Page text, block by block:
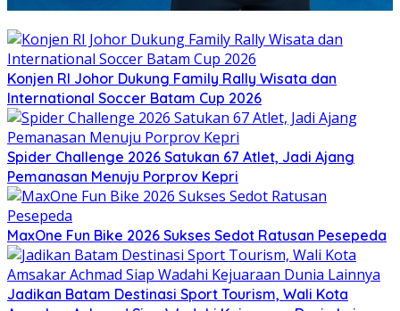
Konjen RI Johor Dukung Family Rally Wisata dan
International Soccer Batam Cup 2026
Spider Challenge 2026 Satukan 67 Atlet, Jadi Ajang
Pemanasan Menuju Porprov Kepri
MaxOne Fun Bike 2026 Sukses Sedot Ratusan Pesepeda
Jadikan Batam Destinasi Sport Tourism, Wali Kota